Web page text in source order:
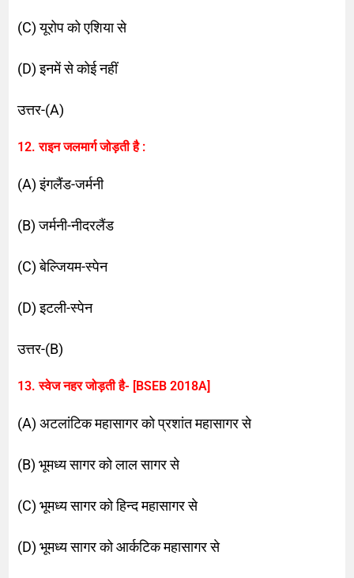
(C) यूरोप को एशिया से
(D) इनमें से कोई नहीं
उत्तर-(A)
12. राइन जलमार्ग जोड़ती है :
(A) इंगलैंड-जर्मनी
(B) जर्मनी-नीदरलैंड
(C) बेल्जियम-स्पेन
(D) इटली-स्पेन
उत्तर-(B)
13. स्वेज नहर जोड़ती है- [BSEB 2018A]
(A) अटलांटिक महासागर को प्रशांत महासागर से
(B) भूमध्य सागर को लाल सागर से
(C) भूमध्य सागर को हिन्द महासागर से
(D) भूमध्य सागर को आर्कटिक महासागर से